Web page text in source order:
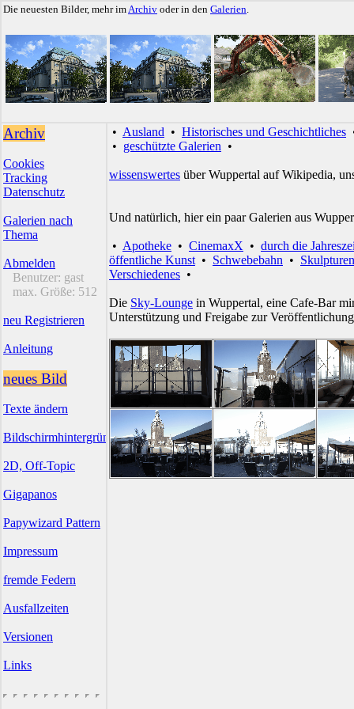
Die neuesten Bilder, mehr imArchiv oder in den Galerien.
Archiv
Cookies
Tracking
Datenschutz
Galerien nach
Thema
Abmelden
Benutzer: gast
max. Größe: 512
neu Registrieren
Anleitung
neues Bild
Texte ändern
Bildschirmhintergründe
2D, Off-Topic
Gigapanos
Papywizard Pattern
Impressum
fremde Federn
Ausfallzeiten
Versionen
Links
• Ausland • Historisches und Geschichtliches
• geschützte Galerien •
wissenswertes über Wuppertal auf Wikipedia,
Und natürlich, hier ein paar Galerien aus
• Apotheke • CinemaxX • durch die
öffentliche Kunst • Schwebebahn •
Verschiedenes •
Die Sky-Lounge in Wuppertal, eine Cafe-Bar
Unterstützung und Freigabe zur